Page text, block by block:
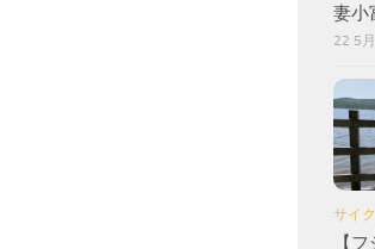
妻小
22 5
サイ
【